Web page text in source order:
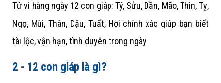
Tử vi hàng ngày 12 con giáp: Tý, Sửu, Dần, Mão, Thìn, Tỵ,
Ngọ, Mùi, Thân, Dậu, Tuất, Hợi chính xác giúp bạn biết
tài lộc, vận hạn, tình duyên trong ngày
2 - 12 con giáp là gì?